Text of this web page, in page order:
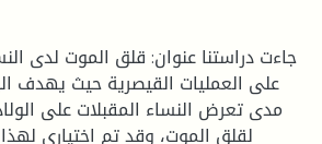
جاءت دراستنا عنوان: قلق الموت لدى
على العمليات القيصرية حيث يهدف
مدى تعرض النساء المقبلات على
لقلق الموت، وقد تم اختياري